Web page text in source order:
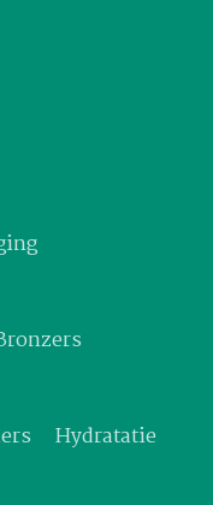
Hydratatie